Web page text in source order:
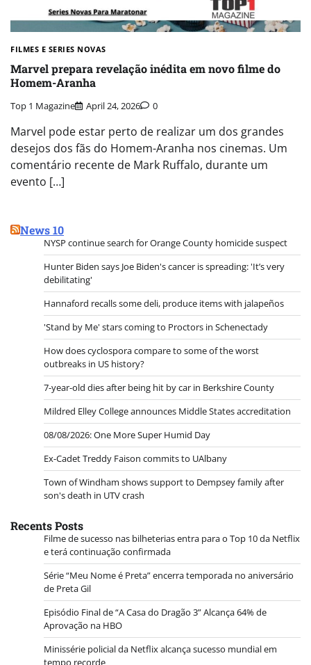
FILMES E SERIES NOVAS​
Marvel prepara revelação inédita em novo filme do
Homem-Aranha
Top 1 Magazine April 24, 2026 0
Marvel pode estar perto de realizar um dos grandes
desejos dos fãs do Homem-Aranha nos cinemas. Um
comentário recente de Mark Ruffalo, durante um
evento […]
News 10
NYSP continue search for Orange County homicide suspect
Hunter Biden says Joe Biden's cancer is spreading: 'It’s very
debilitating'
Hannaford recalls some deli, produce items with jalapeños
'Stand by Me' stars coming to Proctors in Schenectady
How does cyclospora compare to some of the worst
outbreaks in US history?
7-year-old dies after being hit by car in Berkshire County
Mildred Elley College announces Middle States accreditation
08/08/2026: One More Super Humid Day
Ex-Cadet Treddy Faison commits to UAlbany
Town of Windham shows support to Dempsey family after
son's death in UTV crash
Recents Posts
Filme de sucesso nas bilheterias entra para o Top 10 da Netflix
e terá continuação confirmada
Série “Meu Nome é Preta” encerra temporada no aniversário
de Preta Gil
Episódio Final de “A Casa do Dragão 3” Alcança 64% de
Aprovação na HBO
Minissérie policial da Netflix alcança sucesso mundial em
tempo recorde